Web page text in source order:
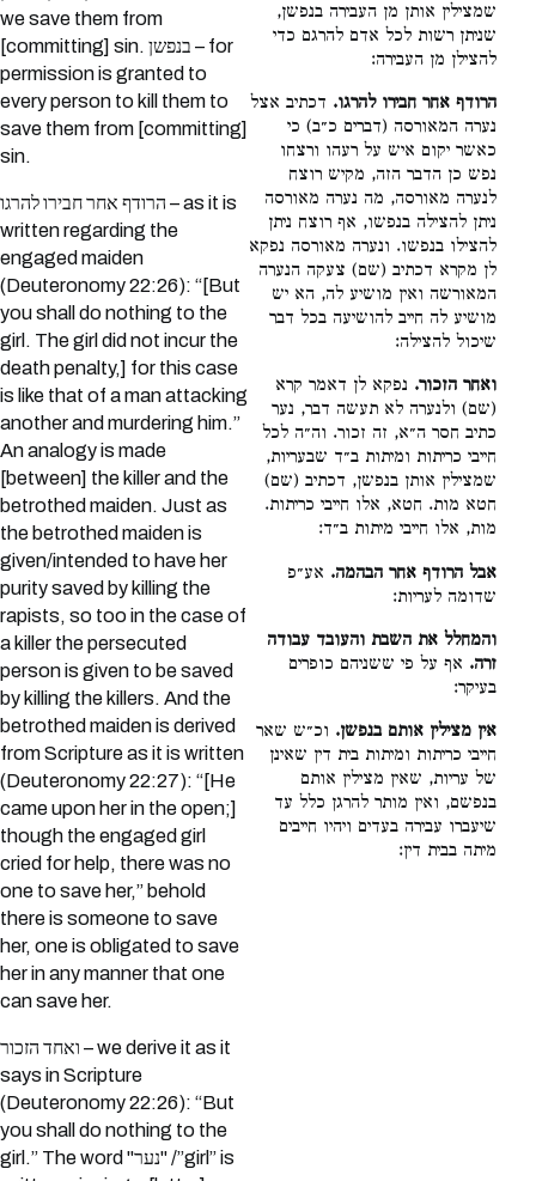
we save them from
[committing] sin. בנפשן – for
permission is granted to
every person to kill them to
save them from [committing]
sin.
הרודף אחר חבירו להרגו – as it is
written regarding the
engaged maiden
(Deuteronomy 22:26): “[But
you shall do nothing to the
girl. The girl did not incur the
death penalty,] for this case
is like that of a man attacking
another and murdering him.”
An analogy is made
[between] the killer and the
betrothed maiden. Just as
the betrothed maiden is
given/intended to have her
purity saved by killing the
rapists, so too in the case of
a killer the persecuted
person is given to be saved
by killing the killers. And the
betrothed maiden is derived
from Scripture as it is written
(Deuteronomy 22:27): “[He
came upon her in the open;]
though the engaged girl
cried for help, there was no
one to save her,” behold
there is someone to save
her, one is obligated to save
her in any manner that one
can save her.
ואחד הזכור – we derive it as it
says in Scripture
(Deuteronomy 22:26): “But
you shall do nothing to the
girl.” The word "נער" /”girl” is
שמצילין אותן מן העבירה בנפשן,
שניתן רשות לכל אדם להרגם כדי
להצילן מן העבירה:
הרודף אחר חבירו להרגו. דכתיב אצל
נערה המאורסה (דברים כ״ב) כי
כאשר יקום איש על רעהו ורצחו
נפש כן הדבר הזה, מקיש רוצח
לנערה מאורסה, מה נערה מאורסה
ניתן להצילה בנפשו, אף רוצח ניתן
להצילו בנפשו. ונערה מאורסה נפקא
לן מקרא דכתיב (שם) צעקה הנערה
המאורשה ואין מושיע לה, הא יש
מושיע לה חייב להושיעה בכל דבר
שיכול להצילה:
ואחר הזכור. נפקא לן דאמר קרא
(שם) ולנערה לא תעשה דבר, נער
כתיב חסר ה״א, זה זכור. וה״ה לכל
חייבי כריתות ומיתות ב״ד שבעריות,
שמצילין אותן בנפשן, דכתיב (שם)
חטא מות. חטא, אלו חייבי כריתות.
מות, אלו חייבי מיתות ב״ד:
אבל הרודף אחר הבהמה. אע״פ
שדומה לעריות:
והמחלל את השבת והעובד עבודה
זרה. אף על פי ששניהם כופרים
בעיקר:
אין מצילין אותם בנפשן. וכ״ש שאר
חייבי כריתות ומיתות בית דין שאינן
של עריות, שאין מצילין אותם
בנפשם, ואין מותר להרגן כלל עד
שיעברו עבירה בעדים ויהיו חייבים
מיתה בבית דין: